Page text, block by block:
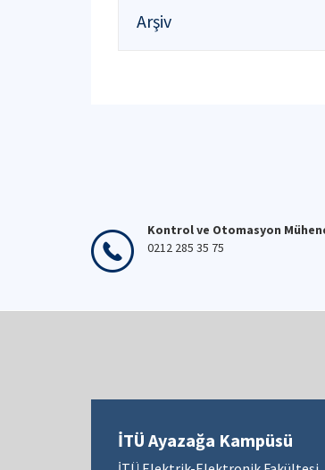
Arşiv
Kontrol ve Otomasyon
0212 285 35 75
İTÜ Ayazağa Kampüsü